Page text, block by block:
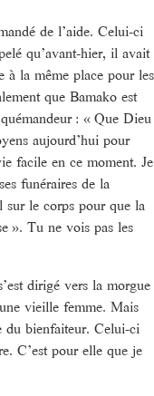
de l’aide. Celui-ci
qu’avant-hier, il avait
à la même place pour les
que Bamako est
: « Que Dieu
aujourd’hui pour
facile en ce moment. Je
funéraires de la
le corps pour que la
». Tu ne vois pas les
dirigé vers la morgue
vieille femme. Mais
du bienfaiteur. Celui-ci
C’est pour elle que je